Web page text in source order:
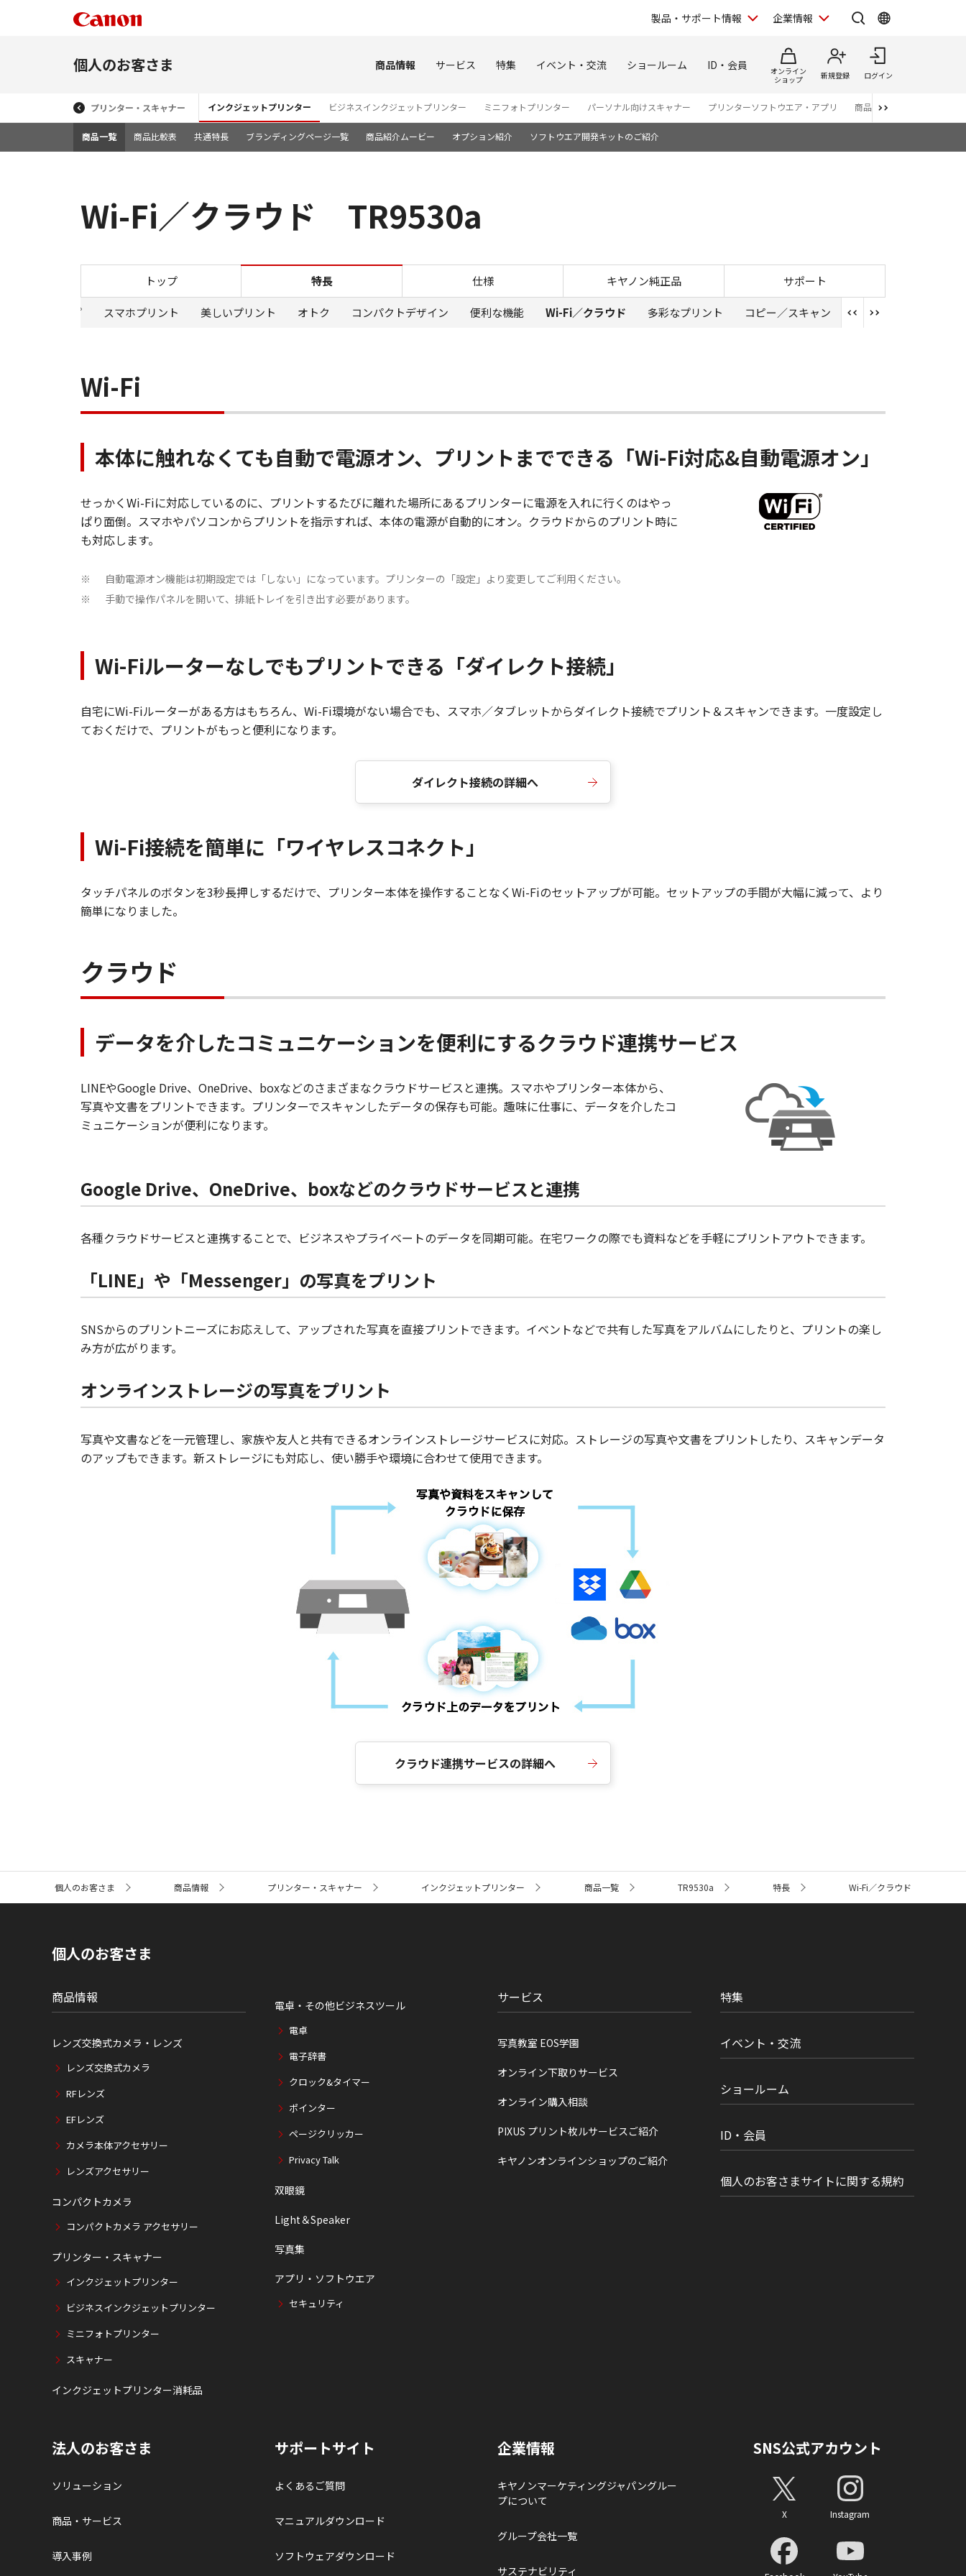
製品・サポート情報 企業情報
個人のお客さま 商品情報 サービス 特集 イベント・交流 ショールーム ID・会員
オンライン
ショップ
新規登録 ログイン
プリンター・スキャナー インクジェットプリンター ビジネスインクジェットプリンター ミニフォトプリンター パーソナル向けスキャナー プリンターソフトウエア・アプリ 商品カタログ
商品一覧 商品比較表 共通特長 ブランディングページ一覧 商品紹介ムービー オプション紹介 ソフトウエア開発キットのご紹介
Wi-Fi／クラウド TR9530a
Wi-Fi／クラウド TR9530a
トップ 特長 仕様 キヤノン純正品 サポート
特長トップ スマホプリント 美しいプリント オトク コンパクトデザイン 便利な機能 Wi-Fi／クラウド 多彩なプリント コピー／スキャン
Wi-Fi
本体に触れなくても自動で電源オン、プリントまでできる「Wi-Fi対応&自動電源オン」
せっかくWi-Fiに対応しているのに、プリントするたびに離れた場所にあるプリンターに電源を入れに行くのはやっ
ぱり面倒。スマホやパソコンからプリントを指示すれば、本体の電源が自動的にオン。クラウドからのプリント時に
も対応します。
※ 自動電源オン機能は初期設定では「しない」になっています。プリンターの「設定」より変更してご利用ください。
※ 手動で操作パネルを開いて、排紙トレイを引き出す必要があります。
Wi-Fiルーターなしでもプリントできる「ダイレクト接続」
自宅にWi-Fiルーターがある方はもちろん、Wi-Fi環境がない場合でも、スマホ／タブレットからダイレクト接続でプリント＆スキャンできます。一度設定し
ておくだけで、プリントがもっと便利になります。
ダイレクト接続の詳細へ
Wi-Fi接続を簡単に「ワイヤレスコネクト」
タッチパネルのボタンを3秒長押しするだけで、プリンター本体を操作することなくWi-Fiのセットアップが可能。セットアップの手間が大幅に減って、より
簡単になりました。
クラウド
データを介したコミュニケーションを便利にするクラウド連携サービス
LINEやGoogle Drive、OneDrive、boxなどのさまざまなクラウドサービスと連携。スマホやプリンター本体から、
写真や文書をプリントできます。プリンターでスキャンしたデータの保存も可能。趣味に仕事に、データを介したコ
ミュニケーションが便利になります。
Google Drive、OneDrive、boxなどのクラウドサービスと連携
各種クラウドサービスと連携することで、ビジネスやプライベートのデータを同期可能。在宅ワークの際でも資料などを手軽にプリントアウトできます。
「LINE」や「Messenger」の写真をプリント
SNSからのプリントニーズにお応えして、アップされた写真を直接プリントできます。イベントなどで共有した写真をアルバムにしたりと、プリントの楽し
み方が広がります。
オンラインストレージの写真をプリント
写真や文書などを一元管理し、家族や友人と共有できるオンラインストレージサービスに対応。ストレージの写真や文書をプリントしたり、スキャンデータ
のアップもできます。新ストレージにも対応し、使い勝手や環境に合わせて使用できます。
クラウド連携サービスの詳細へ
ト
個人のお客さま 商品情報 プリンター・スキャナー インクジェットプリンター 商品一覧 TR9530a 特長 Wi-Fi／クラウド
個人のお客さま
商品情報
レンズ交換式カメラ・レンズ
レンズ交換式カメラ
RFレンズ
EFレンズ
カメラ本体アクセサリー
レンズアクセサリー
コンパクトカメラ
コンパクトカメラ アクセサリー
プリンター・スキャナー
インクジェットプリンター
ビジネスインクジェットプリンター
ミニフォトプリンター
スキャナー
インクジェットプリンター消耗品
電卓・その他ビジネスツール
電卓
電子辞書
クロック&タイマー
ポインター
ページクリッカー
Privacy Talk
双眼鏡
Light＆Speaker
写真集
アプリ・ソフトウエア
セキュリティ
サービス
写真教室 EOS学園
オンライン下取りサービス
オンライン購入相談
PIXUS プリント枚ルサービスご紹介
キヤノンオンラインショップのご紹介
特集
イベント・交流
ショールーム
ID・会員
個人のお客さまサイトに関する規約
法人のお客さま
ソリューション
商品・サービス
導入事例
サポートサイト
よくあるご質問
マニュアルダウンロード
ソフトウェアダウンロード
企業情報
キヤノンマーケティングジャパングルー
プについて
グループ会社一覧
サステナビリティ
SNS公式アカウント
X Instagram